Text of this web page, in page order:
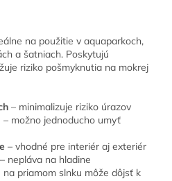
na použitie v aquaparkoch,
a šatniach. Poskytujú
riziko pošmyknutia na mokrej
– minimalizuje riziko úrazov
– možno jednoducho umyť
– vhodné pre interiér aj exteriér
– nepláva na hladine
na priamom slnku môže dôjsť k